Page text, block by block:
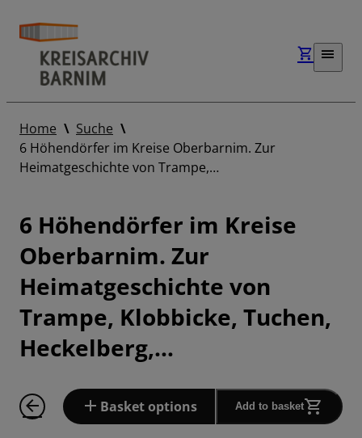
Home
Suche
6 Höhendörfer im Kreise Oberbarnim. Zur
Heimatgeschichte von Trampe,…
6 Höhendörfer im Kreise
Oberbarnim. Zur
Heimatgeschichte von
Trampe, Klobbicke, Tuchen,
Heckelberg,…
Basket options Add to basket